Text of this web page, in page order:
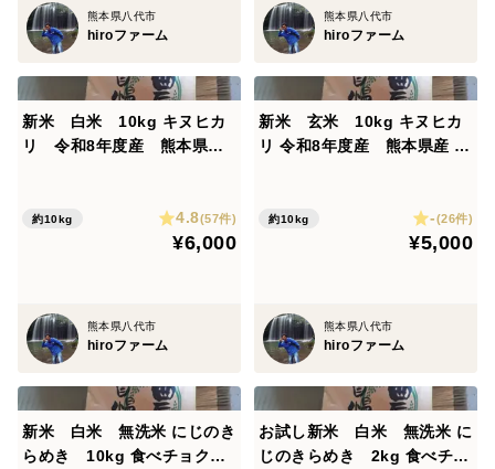
色彩選別機がないので、虫食い（黒い米）もたまにある
かもしれません。カメムシがデンプンを吸った米になり
ます。
見かけたら省かれてください。そのまま食べられても問
梱包に関してですが、米は米袋のまま米屋さんに売った
ルを購入すれば、900円くらい段ボールと運送料金が
アップするので、缶ビールの段ボールをドラッグストア
に貯めてもらってて、そちらで、梱包します。リサイク
ル段ボールを使いますので、見た目は悪いとは思います
が、取引のほう宜しくお願い致します。
熊本県八代市
hiroファーム
熊本県八代市
hiroファーム
新米 白米 10kg キヌヒカ
リ 令和8年度産 熊本県
約10kg 4.8(57件)
¥6,000
熊本県八代市
hiroファーム
新米 玄米 10kg キヌヒカ
リ 令和8年度産 熊本県産 hi
約10kg -(26件)
¥5,000
熊本県八代市
hiroファーム
新米 白米 無洗米 にじのき
らめき 10kg 食べチョクア
お試し新米 白米 無洗米 に
じのきらめき 2kg 食べチョ